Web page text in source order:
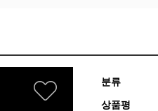
분류
상품평